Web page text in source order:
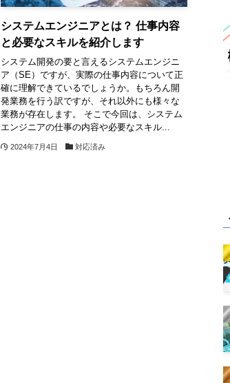
システムエンジニアとは？ 仕事内容
と必要なスキルを紹介します
システム開発の要と言えるシステムエンジニ
ア（SE）ですが、実際の仕事内容について正
確に理解できているでしょうか。もちろん開
発業務を行う訳ですが、それ以外にも様々な
業務が存在します。 そこで今回は、システム
エンジニアの仕事の内容や必要なスキル...
2024年7月4日 対応済み